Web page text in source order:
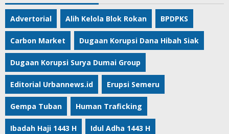
Advertorial Alih Kelola Blok Rokan BPDPKS
Carbon Market Dugaan Korupsi Dana Hibah Siak
Dugaan Korupsi Surya Dumai Group
Editorial Urbannews.id Erupsi Semeru
Gempa Tuban Human Traficking
Ibadah Haji 1443 H Idul Adha 1443 H